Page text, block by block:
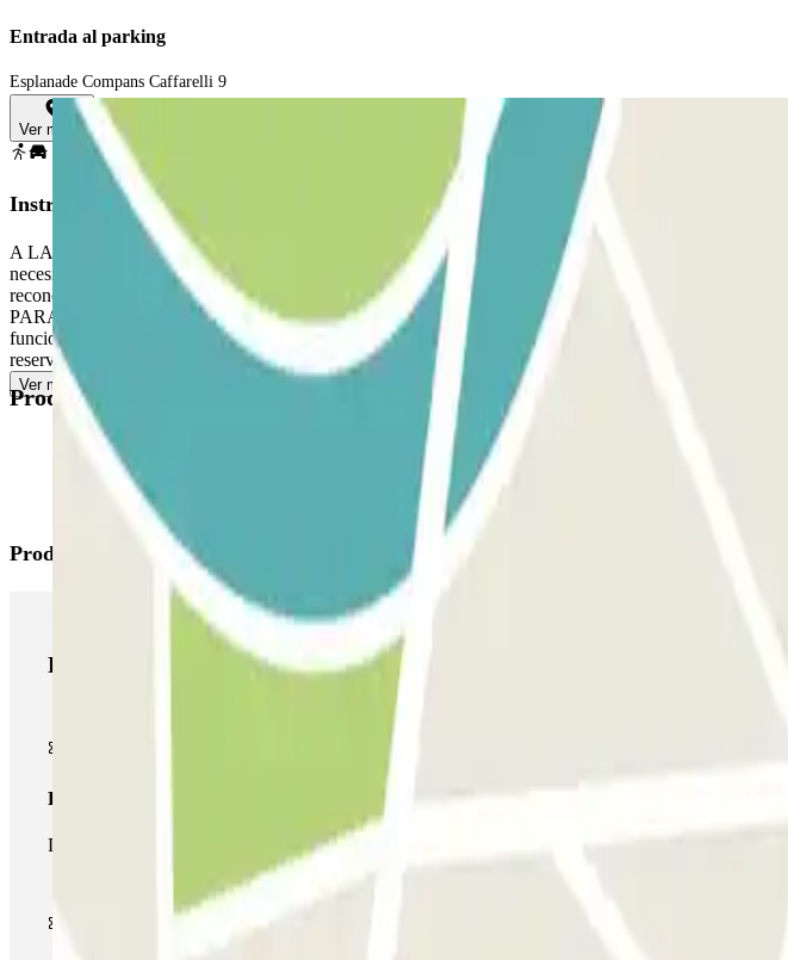
Entrada al parking
Esplanade Compans Caffarelli 9
Ver mapa
Instrucciones
A LA LLEGADA: Ingrese al estacionamiento. PARA ABRIR LA BARRERA: Acérquese a la barrera.
necesidad de presionar ningún botón. Estacione en cualquier lugar disponible. SI LA BARRERA
reconoce su placa de matrícula, acerque el código QR al lector. Si aún no funciona, llame
PARA SALIR: Acérquese a la barrera. El lector de placas de matrícula reconocerá su vehículo y la
funciona, escanee el código QR en el terminal de salida. ACCESO PEATONAL: Si el
reserva. La reserva siempre permite entradas y salidas múltiples.
Ver más
Productos disponibles
Productos de Parclick
Productos de Parclick
Pase básico
Durante tu estancia podrás entrar y salir una única vez al parking